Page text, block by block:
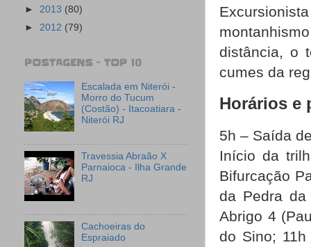
distância, o
cumes da
Horários e
5h – Saída
Início da
Bifurcação
da Pedra
Abrigo 4
do Sino;
► 2013 (80)
► 2012 (79)
POSTAGENS - TOP 10
Escalada em Niterói -
Morro do Tucum
(Costão) - Itacoatiara -
Niterói RJ
Travessia Abraão X
Parnaioca - Ilha Grande
RJ
Cachoeiras do
Espraiado